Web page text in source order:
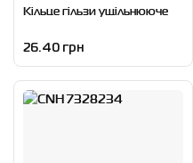
Кільце гільзи ущільнююче
26.40 грн